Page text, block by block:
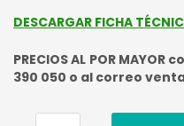
DESCARGAR FICHA
PRECIOS AL POR
390 050 o al correo